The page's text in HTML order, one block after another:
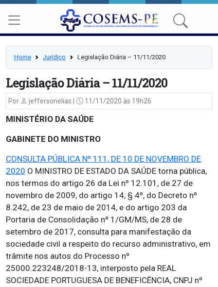
Home Jurídico Legislação Diária – 11/11/2020
Legislação Diária – 11/11/2020
Por jeffersonelias | 11/11/2020 às 19h26
MINISTÉRIO DA SAÚDE
GABINETE DO MINISTRO
CONSULTA PÚBLICA Nº 111, DE 10 DE NOVEMBRO DE
2020 O MINISTRO DE ESTADO DA SAÚDE torna pública,
nos termos do artigo 26 da Lei nº 12.101, de 27 de
novembro de 2009, do artigo 14, § 4º, do Decreto nº
8.242, de 23 de maio de 2014, e do artigo 203 da
Portaria de Consolidação nº 1/GM/MS, de 28 de
setembro de 2017, consulta para manifestação da
sociedade civil a respeito do recurso administrativo, em
trâmite nos autos do Processo nº
25000.223248/2018-13, interposto pela REAL
SOCIEDADE PORTUGUESA DE BENEFICÊNCIA, CNPJ nº